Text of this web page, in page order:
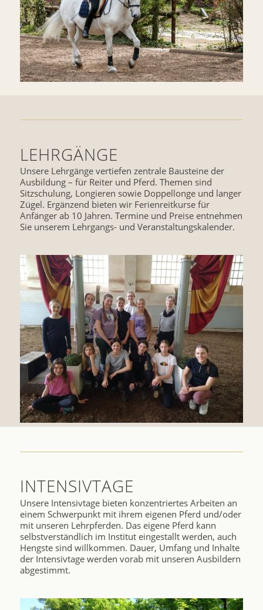
LEHRGÄNGE
Unsere Lehrgänge vertiefen zentrale Bausteine der
Ausbildung – für Reiter und Pferd. Themen sind
Sitzschulung, Longieren sowie Doppellonge und langer
Zügel. Ergänzend bieten wir Ferienreitkurse für
Anfänger ab 10 Jahren. Termine und Preise entnehmen
Sie unserem Lehrgangs- und Veranstaltungskalender.
INTENSIVTAGE
Unsere Intensivtage bieten konzentriertes Arbeiten an
einem Schwerpunkt mit ihrem eigenen Pferd und/oder
mit unseren Lehrpferden. Das eigene Pferd kann
selbstverständlich im Institut eingestallt werden, auch
Hengste sind willkommen. Dauer, Umfang und Inhalte
der Intensivtage werden vorab mit unseren Ausbildern
abgestimmt.